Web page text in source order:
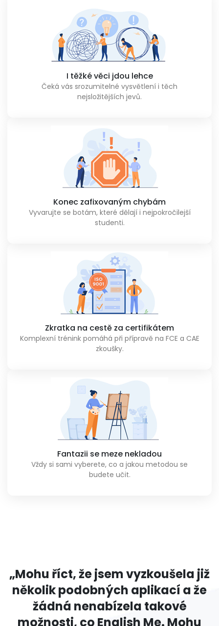
I těžké věci jdou lehce
Čeká vás srozumitelné vysvětlení i těch
nejsložitějších jevů.
Konec zafixovaným chybám
Vyvarujte se botám, které dělají i nejpokročilejší
studenti.
Zkratka na cestě za certifikátem
Komplexní trénink pomáhá při přípravě na FCE a CAE
zkoušky.
Fantazii se meze nekladou
Vždy si sami vyberete, co a jakou metodou se
budete učit.
„Mohu říct, že jsem vyzkoušela již
několik podobných aplikací a že
žádná nenabízela takové
možnosti, co English Me. Mohu